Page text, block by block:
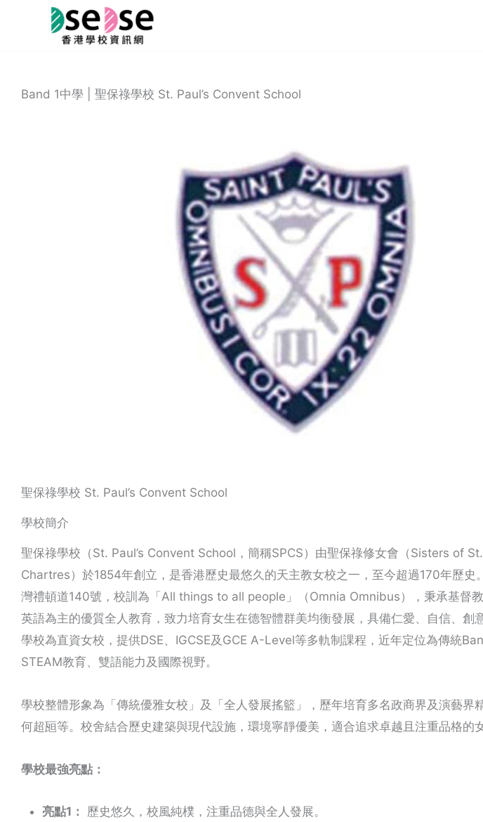
Band 1中學 | 聖保祿學校 St. Paul’s Convent School
聖保祿學校 St. Paul’s Convent School
學校簡介
聖保祿學校（St. Paul’s Convent School，簡稱SPCS）由聖保祿修女會（Sisters of
Chartres）於1854年創立，是香港歷史最悠久的天主教女校之一，至今超過170年歷史
灣禮頓道140號，校訓為「All things to all people」（Omnia Omnibus），秉承基督
英語為主的優質全人教育，致力培育女生在德智體群美均衡發展，具備仁愛、自信、創
學校為直資女校，提供DSE、IGCSE及GCE A-Level等多軌制課程，近年定位為傳統
STEAM教育、雙語能力及國際視野。
學校整體形象為「傳統優雅女校」及「全人發展搖籃」，歷年培育多名政商界及演藝界
何超瓸等。校舍結合歷史建築與現代設施，環境寧靜優美，適合追求卓越且注重品格的女
學校最強亮點：
亮點1：
歷史悠久，校風純樸，注重品德與全人發展。